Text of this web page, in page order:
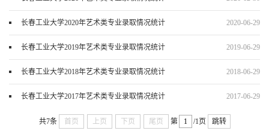
长春工业大学2020年艺术类专业录取情况统计 2020-06-29
长春工业大学2019年艺术类专业录取情况统计 2019-06-29
长春工业大学2018年艺术类专业录取情况统计 2018-06-29
长春工业大学2017年艺术类专业录取情况统计 2017-06-29
共7条 首页 上页 下页 尾页 第 /1页 跳转